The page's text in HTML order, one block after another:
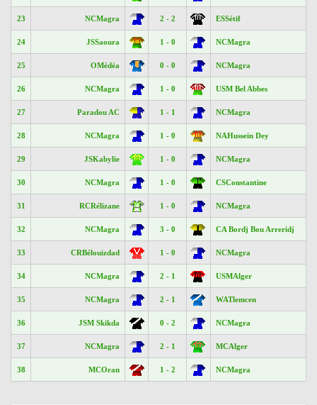
23 NCMagra 2 - 2 ESSétif
24 JSSaoura 1 - 0 NCMagra
25 OMédéa 0 - 0 NCMagra
26 NCMagra 1 - 0 USM Bel Abbes
27 Paradou AC 1 - 1 NCMagra
28 NCMagra 1 - 0 NAHussein Dey
29 JSKabylie 1 - 0 NCMagra
30 NCMagra 1 - 0 CSConstantine
31 RCRélizane 1 - 0 NCMagra
32 NCMagra 3 - 0 CA Bordj Bou Arreridj
33 CRBélouizdad 1 - 0 NCMagra
34 NCMagra 2 - 1 USMAlger
35 NCMagra 2 - 1 WATlemcen
36 JSM Skikda 0 - 2 NCMagra
37 NCMagra 2 - 1 MCAlger
38 MCOran 1 - 2 NCMagra